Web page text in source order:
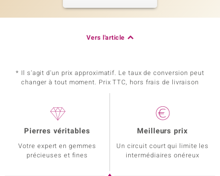
Vers l'article
* Il s'agit d'un prix approximatif. Le taux de conversion peut
changer à tout moment. Prix TTC, hors frais de livraison
Pierres véritables
Votre expert en gemmes
précieuses et fines
Meilleurs prix
Un circuit court qui limite les
intermédiaires onéreux